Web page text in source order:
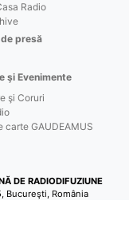
Radio
presă
şi Evenimente
şi Coruri
carte GAUDEAMUS
DE RADIODIFUZIUNE
Bucureşti, România